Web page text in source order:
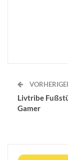
Livtribe
Gamer